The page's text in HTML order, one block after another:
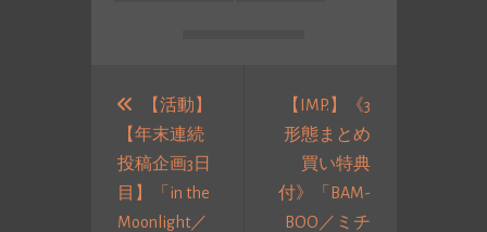
【活動】
【年末連続
投稿企画3日
目】「in the
Moonlight／
【IMP.】《3
形態まとめ
買い特典
付》「BAM-
BOO／ミチ